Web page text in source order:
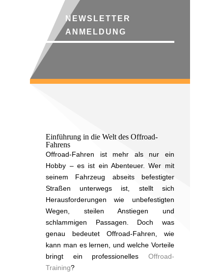
NEWSLETTER
ANMELDUNG
Einführung in die Welt des Offroad-
Fahrens
Offroad-Fahren ist mehr als nur ein
Hobby – es ist ein Abenteuer. Wer mit
seinem Fahrzeug abseits befestigter
Straßen unterwegs ist, stellt sich
Herausforderungen wie unbefestigten
Wegen, steilen Anstiegen und
schlammigen Passagen. Doch was
genau bedeutet Offroad-Fahren, wie
kann man es lernen, und welche Vorteile
bringt ein professionelles Offroad-
Training?